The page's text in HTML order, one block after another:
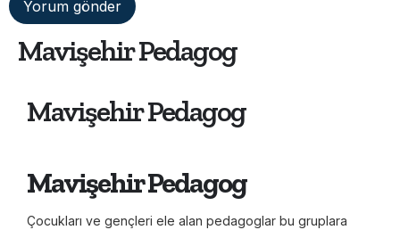
Mavişehir Pedagog
Mavişehir Pedagog
Mavişehir Pedagog
Çocukları ve gençleri ele alan pedagoglar bu gruplara